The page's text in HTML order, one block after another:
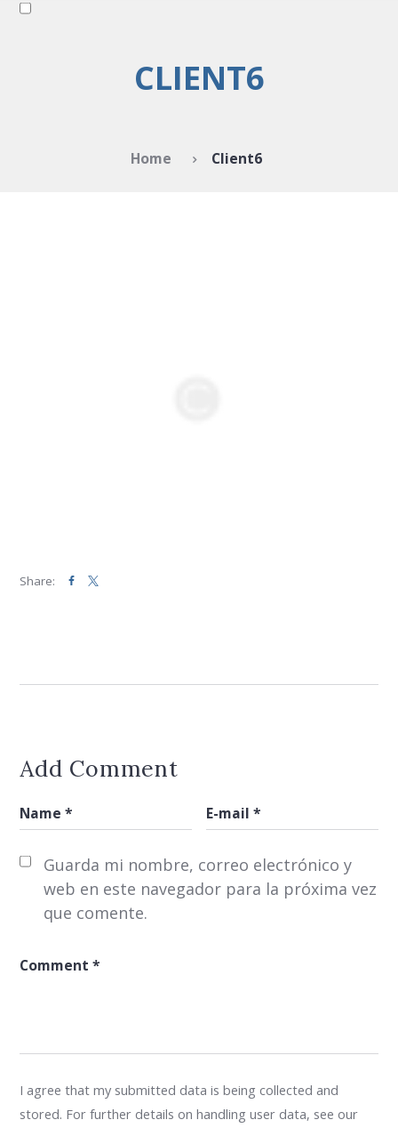
CLIENT6
Home Client6
Share:
Add Comment
Guarda mi nombre, correo electrónico y
web en este navegador para la próxima vez
que comente.
I agree that my submitted data is being collected and
stored. For further details on handling user data, see our